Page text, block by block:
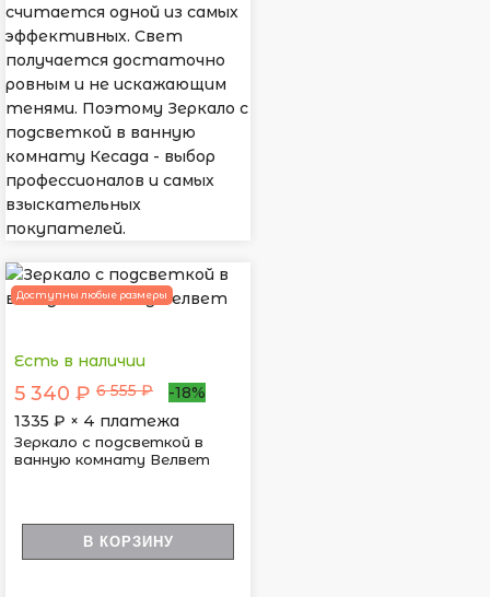
считается одной из самых
эффективных. Свет
получается достаточно
ровным и не искажающим
тенями. Поэтому Зеркало с
подсветкой в ванную
комнату Кесада - выбор
профессионалов и самых
взыскательных
покупателей.
Доступны любые размеры
Есть в наличии
5 340 ₽ 6 555 ₽
-18%
1335 ₽ × 4 платежа
Зеркало с подсветкой в
ванную комнату Велвет
В КОРЗИНУ